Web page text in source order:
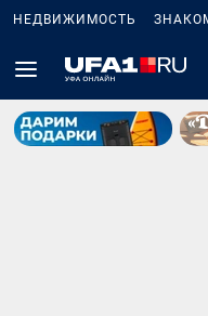
НЕДВИЖИМОСТЬ